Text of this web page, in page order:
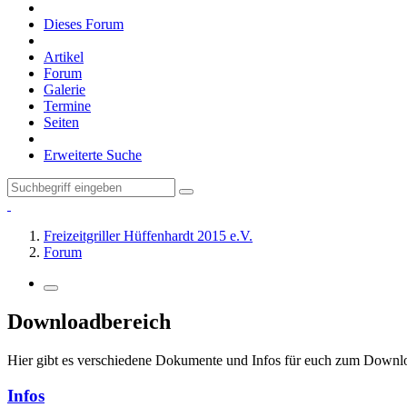
Dieses Forum
Artikel
Forum
Galerie
Termine
Seiten
Erweiterte Suche
Freizeitgriller Hüffenhardt 2015 e.V.
Forum
Downloadbereich
Hier gibt es verschiedene Dokumente und Infos für euch zum
Infos